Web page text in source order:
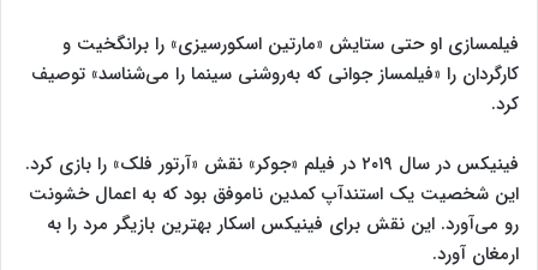
فیلمسازی او حتی ستایش «مارتین اسکورسیزی» را برانگخیت و
کارگردان را «فیلمساز جوانی که به‌روشنی سینما را می‌شناسد» توصیف
کرد.
فینیکس در سال ۲۰۱۹ در فیلم «جوکر» نقش «آرتور فلک» را بازی کرد.
این شخصیت یک استندآپ کمدین ناموفق بود که به اعمال خشونت
رو می‌آورد. این نقش برای فینیکس اسکار بهترین بازیگر مرد را به
ارمغان آورد.